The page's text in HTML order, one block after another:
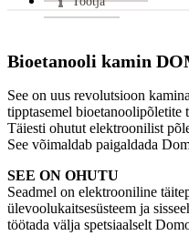
Bioetanooli kamin
See on uus revolutsioon
tipptasemel bioetanoolipõletite
Täiesti ohutut elektroonilist
See võimaldab paigaldada
SEE ON OHUTU
Seadmel on elektrooniline
ülevoolukaitsesüsteem ja
töötada välja spetsiaalselt